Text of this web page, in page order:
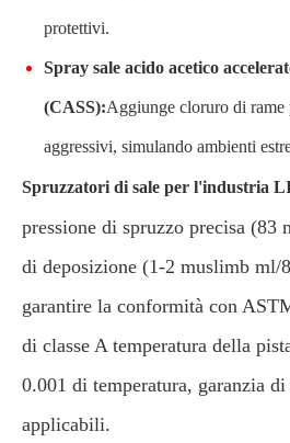
protettivi.
Spray sale acido acetico
(CASS):Aggiunge cloruro di rame
aggressivi, simulando ambienti
Spruzzatori di sale per l'industria
pressione di spruzzo precisa (83
di deposizione (1-2 muslimb ml/
garantire la conformità con
di classe A temperatura della
0.001 di temperatura, garanzia
applicabili.